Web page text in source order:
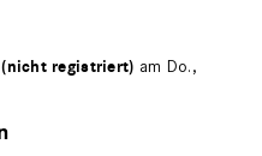
registriert) am Do.,